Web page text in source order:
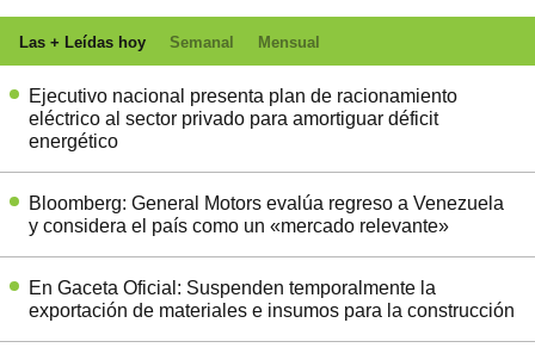
Las + Leídas hoy Semanal Mensual
Ejecutivo nacional presenta plan de racionamiento
eléctrico al sector privado para amortiguar déficit
energético
Bloomberg: General Motors evalúa regreso a Venezuela
y considera el país como un «mercado relevante»
En Gaceta Oficial: Suspenden temporalmente la
exportación de materiales e insumos para la construcción